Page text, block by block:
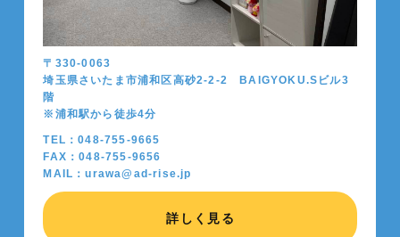
〒330-0063
埼玉県さいたま市浦和区高砂2-2-2 BAIGYOKU.Sビル3
階
※浦和駅から徒歩4分
TEL：048-755-9665
FAX：048-755-9656
MAIL：urawa@ad-rise.jp
詳しく見る